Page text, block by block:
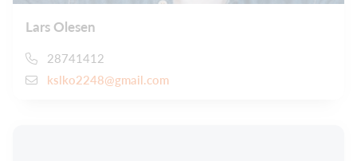
Lars Olesen
28741412
kslko2248@gmail.com